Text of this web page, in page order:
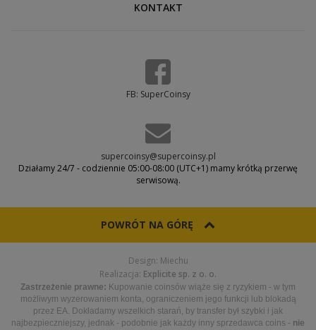
KONTAKT
FB: SuperCoinsy
supercoinsy@supercoinsy.pl
Działamy 24/7 - codziennie 05:00-08:00 (UTC+1) mamy krótką przerwę
serwisową.
POWRÓT NA GÓRĘ
Design: Miechu
Realizacja: Explicite sp. z o. o.
Zastrzeżenie prawne: Kupowanie coinsów wiąże się z ryzykiem - w tym
możliwym wyzerowaniem konta, ograniczeniem jego funkcji lub blokadą
przez EA. Dokładamy wszelkich starań, by transfer był szybki i jak
najbezpieczniejszy, jednak - podobnie jak każdy inny sprzedawca coins - nie